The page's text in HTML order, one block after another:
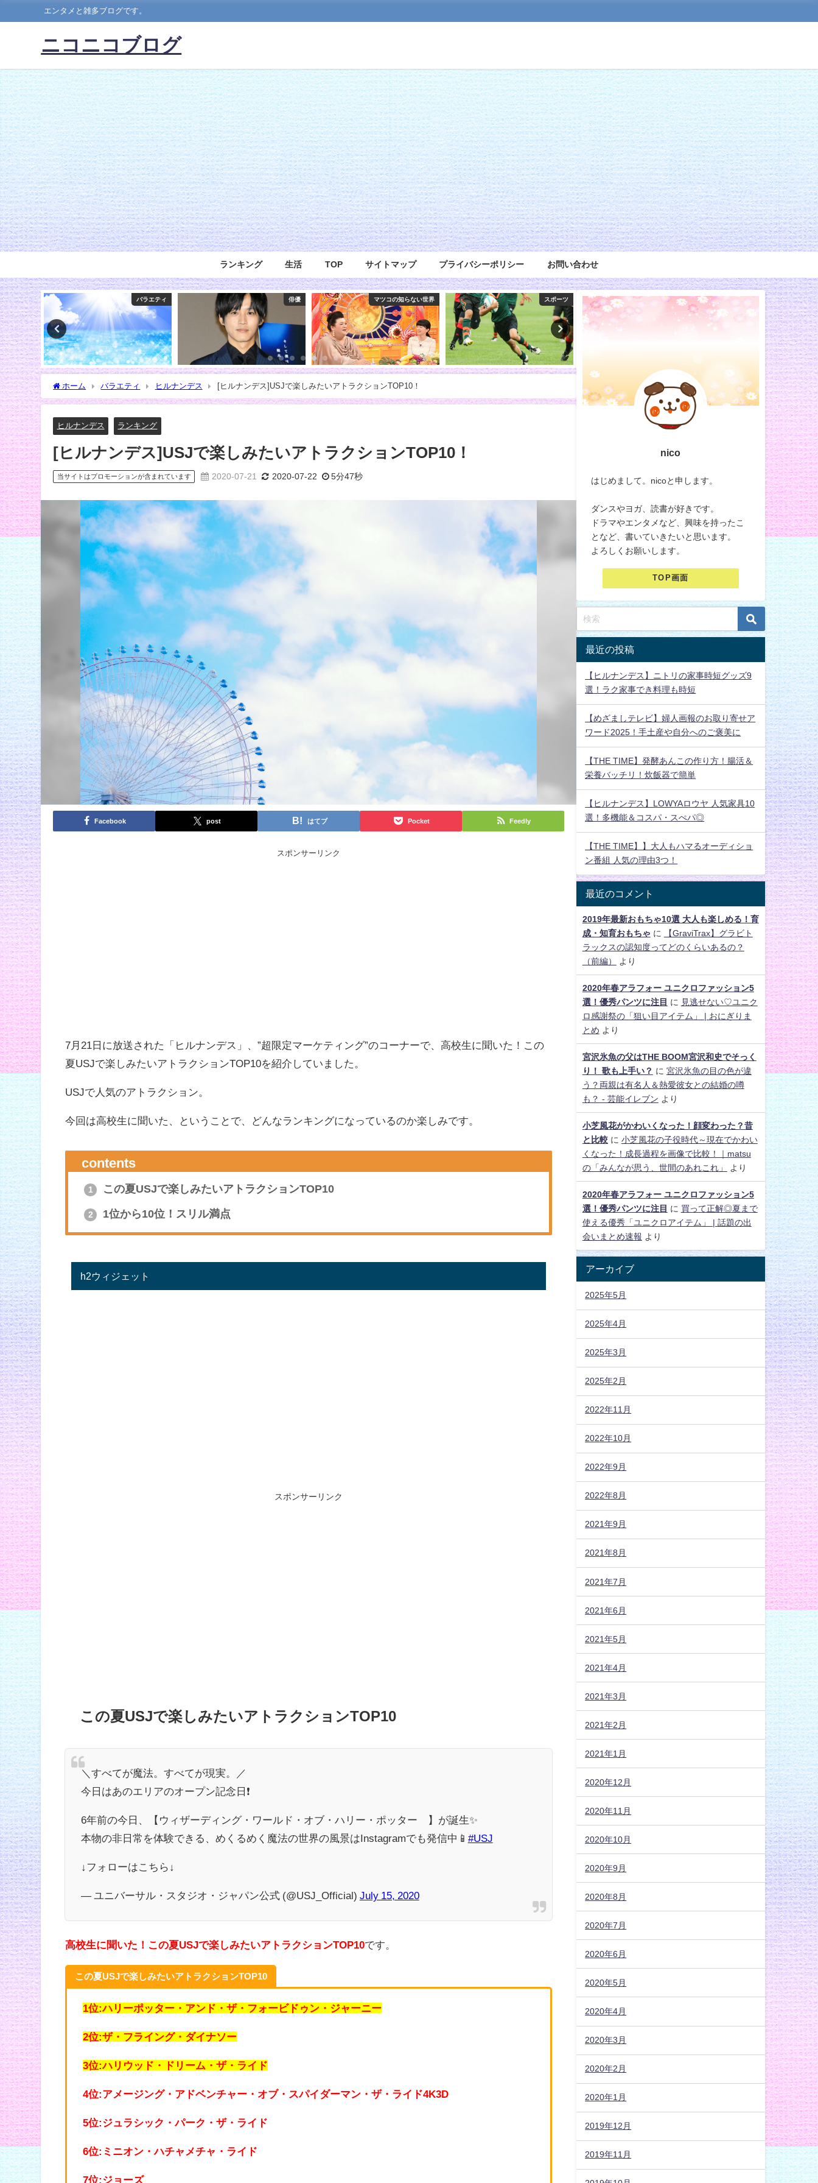
エンタメと雑多ブログです。
ニコニコブログ
ランキング 生活 TOP サイトマップ プライバシーポリシー お問い合わせ
バラエティ 俳優 マツコの知らない世界 スポーツ マツコ会議 100均 バ
ホーム バラエティ ヒルナンデス [ヒルナンデス]USJで楽しみたいアトラクションTOP10！
ヒルナンデス ランキング
[ヒルナンデス]USJで楽しみたいアトラクションTOP10！
当サイトはプロモーションが含まれています 2020-07-21 2020-07-22 5分47秒
Facebook post はてブ Pocket Feedly
スポンサーリンク
7月21日に放送された「ヒルナンデス」、”超限定マーケティング”のコーナーで、高校生に聞いた！この
夏USJで楽しみたいアトラクションTOP10を紹介していました。
USJで人気のアトラクション。
今回は高校生に聞いた、ということで、どんなランキングになっているのか楽しみです。
contents
1 この夏USJで楽しみたいアトラクションTOP10
2 1位から10位！スリル満点
h2ウィジェット
スポンサーリンク
この夏USJで楽しみたいアトラクションTOP10
＼すべてが魔法。すべてが現実。／
今日はあのエリアのオープン記念日❗
6年前の今日、【ウィザーディング・ワールド・オブ・ハリー・ポッター™】が誕生✨
本物の非日常を体験できる、めくるめく魔法の世界の風景はInstagramでも発信中📱 #USJ
↓フォローはこちら↓
— ユニバーサル・スタジオ・ジャパン公式 (@USJ_Official) July 15, 2020
高校生に聞いた！この夏USJで楽しみたいアトラクションTOP10です。
この夏USJで楽しみたいアトラクションTOP10
1位:ハリーポッター・アンド・ザ・フォービドゥン・ジャーニー
2位:ザ・フライング・ダイナソー
3位:ハリウッド・ドリーム・ザ・ライド
4位:アメージング・アドベンチャー・オブ・スパイダーマン・ザ・ライド4K3D
5位:ジュラシック・パーク・ザ・ライド
6位:ミニオン・ハチャメチャ・ライド
7位:ジョーズ
nico
はじめまして。nicoと申します。
ダンスやヨガ、読書が好きです。
ドラマやエンタメなど、興味を持ったこ
となど、書いていきたいと思います。
よろしくお願いします。
TOP画面
最近の投稿
【ヒルナンデス】ニトリの家事時短グッズ9
選！ラク家事でき料理も時短
【めざましテレビ】婦人画報のお取り寄せア
ワード2025！手土産や自分へのご褒美に
【THE TIME】発酵あんこの作り方！腸活＆
栄養バッチリ！炊飯器で簡単
【ヒルナンデス】LOWYAロウヤ 人気家具10
選！多機能＆コスパ・スぺパ◎
【THE TIME】】大人もハマるオーディショ
ン番組 人気の理由3つ！
最近のコメント
2019年最新おもちゃ10選 大人も楽しめる！育
成・知育おもちゃ に
【GraviTrax】グラビト
ラックスの認知度ってどのくらいあるの？
（前編）
より
2020年春アラフォー ユニクロファッション5
選！優秀パンツに注目 に
見逃せない♡ユニク
ロ感謝祭の「狙い目アイテム」 | おにぎりま
とめ より
宮沢氷魚の父はTHE BOOM宮沢和史でそっく
り！ 歌も上手い？ に 宮沢氷魚の目の色が違
う？両親は有名人＆熱愛彼女との結婚の噂
も？ - 芸能イレブン より
小芝風花がかわいくなった！顔変わった？昔
と比較に 小芝風花の子役時代～現在でかわい
くなった！成長過程を画像で比較！｜matsu
の「みんなが思う、世間のあれこれ」
より
2020年春アラフォー ユニクロファッション5
選！優秀パンツに注目 に 買って正解◎夏まで
使える優秀「ユニクロアイテム」 | 話題の出
会いまとめ速報 より
アーカイブ
2025年5月
2025年4月
2025年3月
2025年2月
2022年11月
2022年10月
2022年9月
2022年8月
2021年9月
2021年8月
2021年7月
2021年6月
2021年5月
2021年4月
2021年3月
2021年2月
2021年1月
2020年12月
2020年11月
2020年10月
2020年9月
2020年8月
2020年7月
2020年6月
2020年5月
2020年4月
2020年3月
2020年2月
2020年1月
2019年12月
2019年11月